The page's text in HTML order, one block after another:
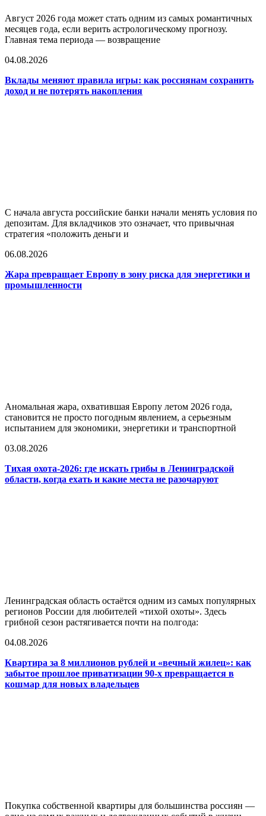
Август 2026 года может стать одним из самых романтичных
месяцев года, если верить астрологическому прогнозу.
Главная тема периода — возвращение
04.08.2026
Вклады меняют правила игры: как россиянам сохранить
доход и не потерять накопления
С начала августа российские банки начали менять условия по
депозитам. Для вкладчиков это означает, что привычная
стратегия «положить деньги и
06.08.2026
Жара превращает Европу в зону риска для энергетики и
промышленности
Аномальная жара, охватившая Европу летом 2026 года,
становится не просто погодным явлением, а серьезным
испытанием для экономики, энергетики и транспортной
03.08.2026
Тихая охота-2026: где искать грибы в Ленинградской
области, когда ехать и какие места не разочаруют
Ленинградская область остаётся одним из самых популярных
регионов России для любителей «тихой охоты». Здесь
грибной сезон растягивается почти на полгода:
04.08.2026
Квартира за 8 миллионов рублей и «вечный жилец»: как
забытое прошлое приватизации 90-х превращается в
кошмар для новых владельцев
Покупка собственной квартиры для большинства россиян —